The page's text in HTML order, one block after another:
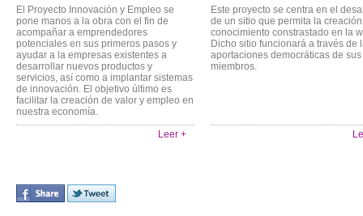
El Proyecto Innovación y Empleo se
pone manos a la obra con el fin de
acompañar a emprendedores
potenciales en sus primeros pasos y
ayudar a la empresas existentes a
desarrollar nuevos productos y
servicios, así como a implantar sistemas
de innovación. El objetivo último es
facilitar la creación de valor y empleo en
nuestra economía.
Leer +
Este proyecto se centra en el
de un sitio que permita la
conocimiento constrastado en la
Dicho sitio funcionará a través de
aportaciones democráticas de sus
miembros.